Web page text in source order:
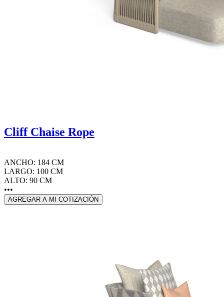
Cliff Chaise Rope
ANCHO: 184 CM
LARGO: 100 CM
ALTO: 90 CM
•••
AGREGAR A MI COTIZACIÓN